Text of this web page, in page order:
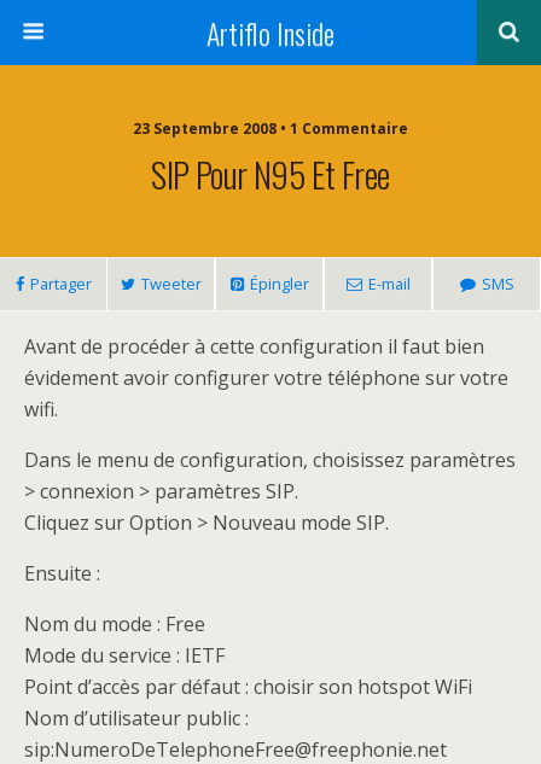
Artiflo Inside
23 Septembre 2008 • 1 Commentaire
SIP Pour N95 Et Free
Partager Tweeter Épingler E-mail SMS
Avant de procéder à cette configuration il faut bien
évidement avoir configurer votre téléphone sur votre
wifi.
Dans le menu de configuration, choisissez paramètres
> connexion > paramètres SIP.
Cliquez sur Option > Nouveau mode SIP.
Ensuite :
Nom du mode : Free
Mode du service : IETF
Point d’accès par défaut : choisir son hotspot WiFi
Nom d’utilisateur public :
sip:NumeroDeTelephoneFree@freephonie.net